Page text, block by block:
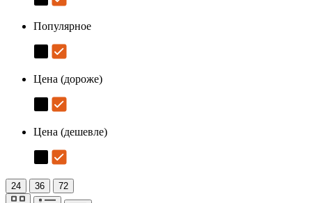
Популярное
Цена (дороже)
Цена (дешевле)
24 36 72